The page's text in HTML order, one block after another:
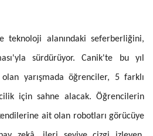
teknoloji alanındaki seferberliğini,
sürdürüyor. Canik'te bu yıl
yarışmada öğrenciler, 5 farklı
için sahne alacak. Öğrencilerin
ait olan robotları görücüye